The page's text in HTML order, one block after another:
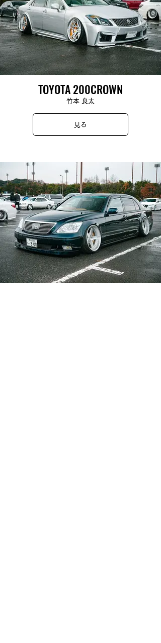
TOYOTA 200CROWN
竹本 良太
見る